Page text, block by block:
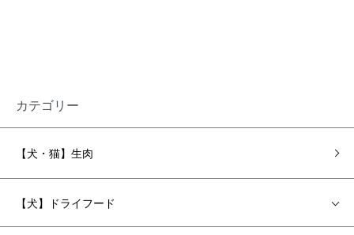
カテゴリー
【犬・猫】生肉
【犬】ドライフード